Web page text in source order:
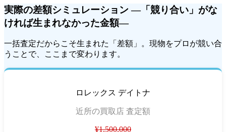
実際の差額シミュレーション ―「競り合い」がな
ければ生まれなかった金額―
一括査定だからこそ生まれた「差額」。現物をプロが競い合
うことで、ここまで変わります。
ロレックス デイトナ
近所の買取店 査定額
¥1,500,000